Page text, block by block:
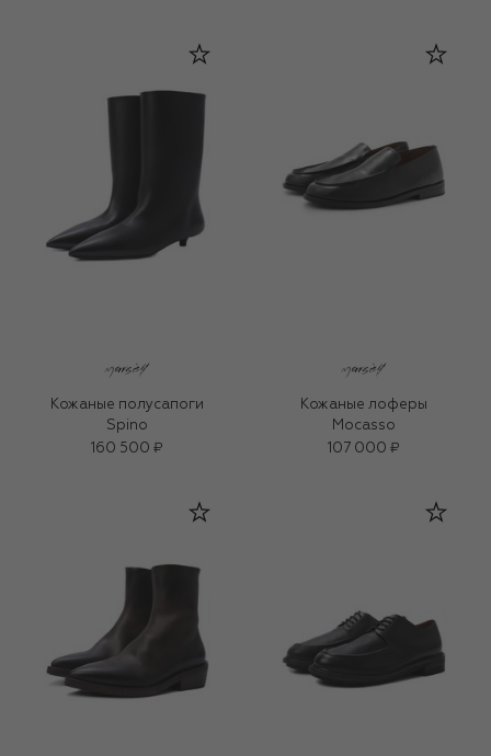
Кожаные полусапоги
Spino
160 500 ₽
Кожаные лоферы
Mocasso
107 000 ₽